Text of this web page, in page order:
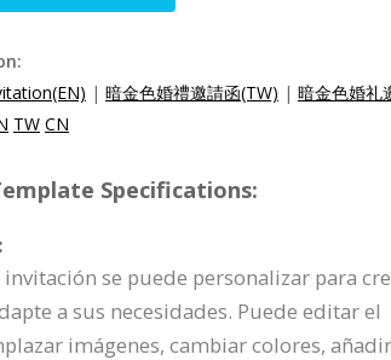
| 暗金色婚禮邀請函(TW) | 暗金色婚礼
TW CN
Specifications:
se puede personalizar para
a sus necesidades. Puede editar el
imágenes, cambiar colores,